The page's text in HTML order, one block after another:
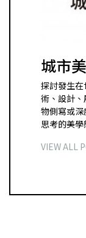
城市
探討發生
術、設計
物側寫或
思考的美學
VIEW ALL